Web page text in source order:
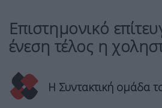
Επιστημονικό
ένεση τέλος η
Η Συντακτική ομάδα